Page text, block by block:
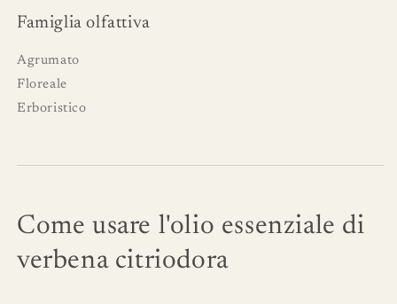
Famiglia olfattiva
Agrumato
Floreale
Erboristico
Come usare l'olio essenziale di
verbena citriodora